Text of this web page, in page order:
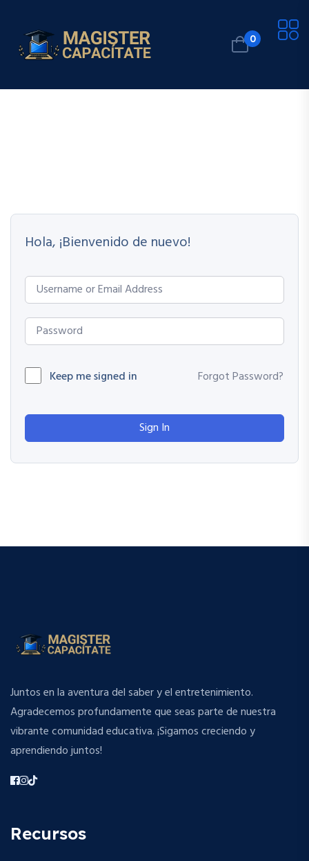
0
Hola, ¡Bienvenido de nuevo!
Keep me signed in Forgot Password?
Sign In
Juntos en la aventura del saber y el entretenimiento.
Agradecemos profundamente que seas parte de nuestra
vibrante comunidad educativa. ¡Sigamos creciendo y
aprendiendo juntos!
Recursos